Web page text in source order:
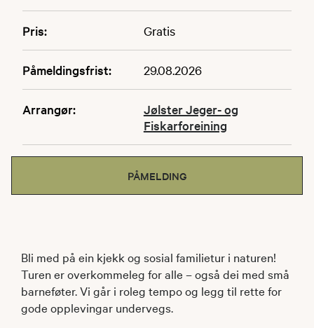
Pris: Gratis
Påmeldingsfrist: 29.08.2026
Arrangør:
Jølster Jeger- og
Fiskarforeining
PÅMELDING
Bli med på ein kjekk og sosial familietur i naturen!
Turen er overkommeleg for alle – også dei med små
barneføter. Vi går i roleg tempo og legg til rette for
gode opplevingar undervegs.